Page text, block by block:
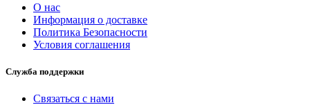
О нас
Информация о доставке
Политика Безопасности
Условия соглашения
Служба поддержки
Связаться с нами